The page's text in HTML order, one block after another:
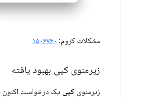
مشکلات کروم: ۱۵۰۶۷۶۰
زیرمنوی کپی بهبود یافته
زیرمنوی کپی یک درخواست اکنون